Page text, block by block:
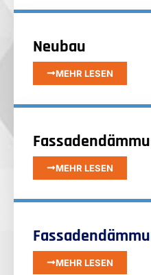
Neubau
MEHR LESEN
MEHR LESEN
MEHR LESEN